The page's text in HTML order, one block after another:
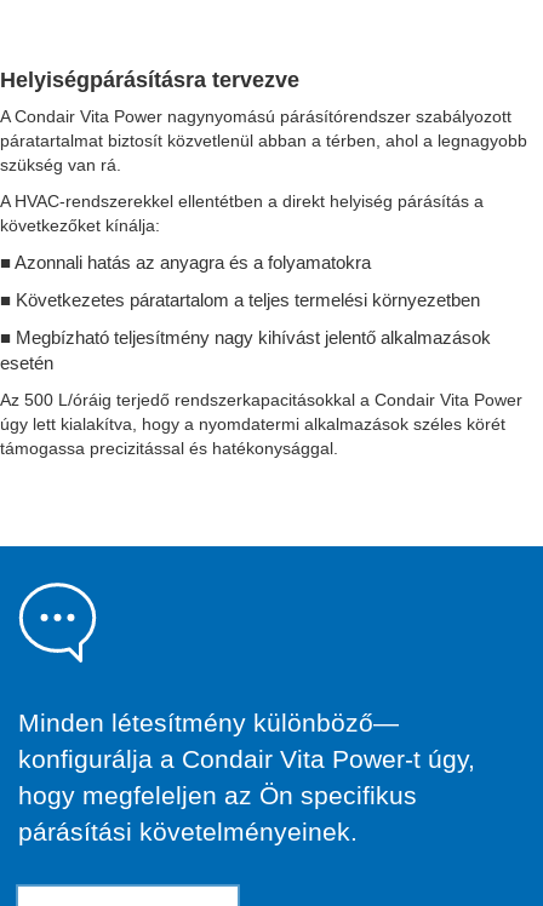
Helyiségpárásításra tervezve
A Condair Vita Power nagynyomású párásítórendszer szabályozott
páratartalmat biztosít közvetlenül abban a térben, ahol a legnagyobb
szükség van rá.
A HVAC-rendszerekkel ellentétben a direkt helyiség párásítás a
következőket kínálja:
■Azonnali hatás az anyagra és a folyamatokra
■ Következetes páratartalom a teljes termelési környezetben
■ Megbízható teljesítmény nagy kihívást jelentő alkalmazások
esetén
Az 500 L/óráig terjedő rendszerkapacitásokkal a Condair Vita Power
úgy lett kialakítva, hogy a nyomdatermi alkalmazások széles körét
támogassa precizitással és hatékonysággal.
Minden létesítmény különböző—
konfigurálja a Condair Vita Power-t úgy,
hogy megfeleljen az Ön specifikus
párásítási követelményeinek.